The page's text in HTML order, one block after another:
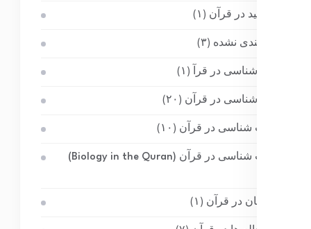
خورشید در قرآن (۱)
دسته‌بندی نشده (۳)
زمین شناسی در قرآ (۱)
زمین شناسی در قرآن (۲۰)
زیست شناسی در قرآن (۱۰)
زیست شناسی در قرآن (Biology in the Quran)
ستارگان در قرآن (۱)